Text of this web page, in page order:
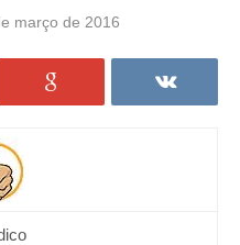
março de 2016